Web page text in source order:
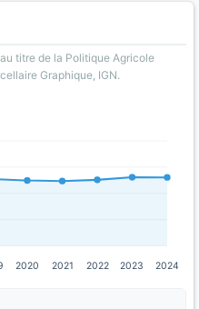
titre de la Politique Agricole
Graphique, IGN.
2020 2021 2022 2023 2024